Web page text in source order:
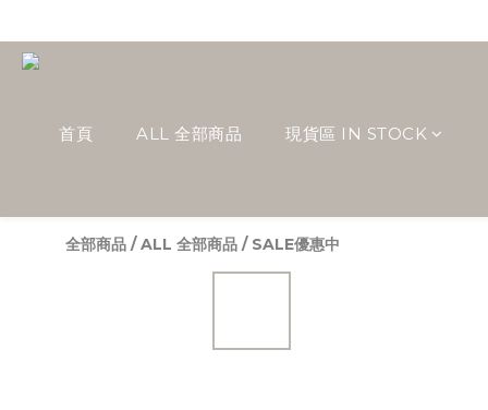
首頁 ALL 全部商品 現貨區 IN STOCK
全部商品 /ALL 全部商品 / SALE優惠中